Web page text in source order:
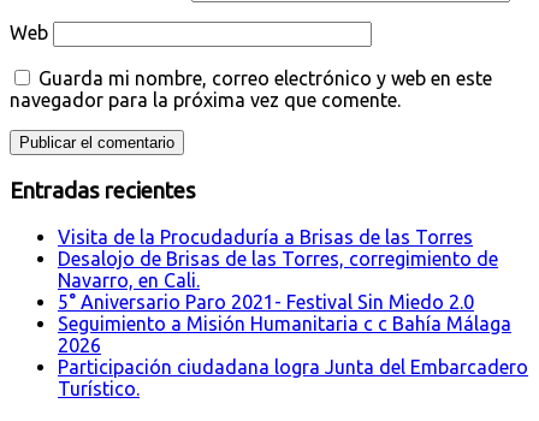
Web
Guarda mi nombre, correo electrónico y web en este
navegador para la próxima vez que comente.
Entradas recientes
Visita de la Procudaduría a Brisas de las Torres
Desalojo de Brisas de las Torres, corregimiento de
Navarro, en Cali.
5° Aniversario Paro 2021- Festival Sin Miedo 2.0
Seguimiento a Misión Humanitaria c c Bahía Málaga
2026
Participación ciudadana logra Junta del Embarcadero
Turístico.